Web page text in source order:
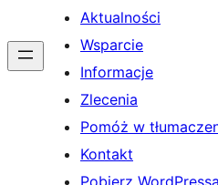
Aktualności
Wsparcie
Informacje
Zlecenia
Pomóż w
Kontakt
Pobierz WordPressa